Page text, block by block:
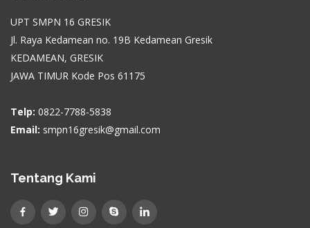
UPT SMPN 16 GRESIK
Jl. Raya Kedamean no. 19B Kedamean Gresik
KEDAMEAN, GRESIK
JAWA TIMUR Kode Pos 61175
Telp: 0822-7788-5838
Email: smpn16gresik@gmail.com
Tentang Kami